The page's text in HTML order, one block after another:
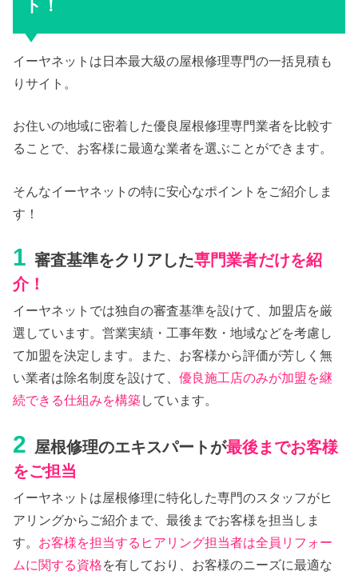
ト！
イーヤネットは日本最大級の屋根修理専門の一括見積も
りサイト。
お住いの地域に密着した優良屋根修理専門業者を比較す
ることで、お客様に最適な業者を選ぶことができます。
そんなイーヤネットの特に安心なポイントをご紹介しま
す！
1 審査基準をクリアした専門業者だけを紹
介！
イーヤネットでは独自の審査基準を設けて、加盟店を厳
選しています。営業実績・工事年数・地域などを考慮し
て加盟を決定します。また、お客様から評価が芳しく無
い業者は除名制度を設けて、優良施工店のみが加盟を継
続できる仕組みを構築しています。
2 屋根修理のエキスパートが最後までお客様
をご担当
イーヤネットは屋根修理に特化した専門のスタッフがヒ
アリングからご紹介まで、最後までお客様を担当しま
す。 お客様を担当するヒアリング担当者は全員リフォー
ムに関する資格を有しており、お客様のニーズに最適な